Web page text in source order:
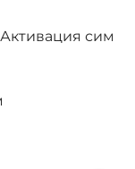
Активация сим